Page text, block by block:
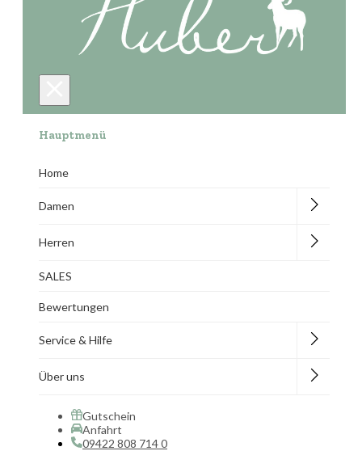
Hauptmenü
Home
Damen
Herren
SALES
Bewertungen
Service & Hilfe
Über uns
Gutschein
Anfahrt
09422 808 714 0